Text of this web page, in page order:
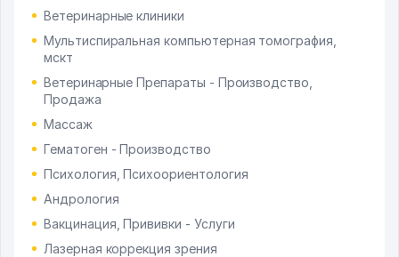
Ветеринарные клиники
Мультиспиральная компьютерная томография,
мскт
Ветеринарные Препараты - Производство,
Продажа
Массаж
Гематоген - Производство
Психология, Психоориентология
Андрология
Вакцинация, Прививки - Услуги
Лазерная коррекция зрения